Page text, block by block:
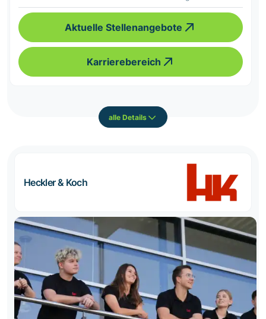
Aktuelle Stellenangebote
Karrierebereich
alle Details
Heckler & Koch